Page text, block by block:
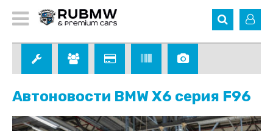
Автоновости BMW X6 серия F96